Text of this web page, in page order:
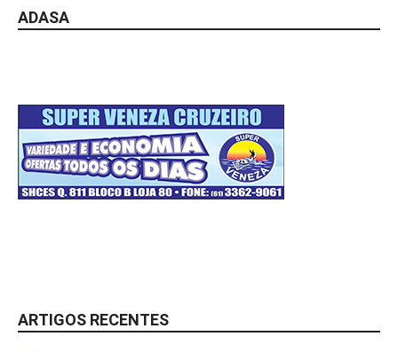
ADASA
ARTIGOS RECENTES